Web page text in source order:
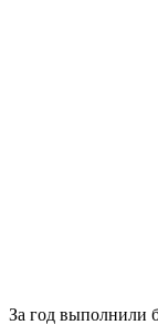
За год выполнили